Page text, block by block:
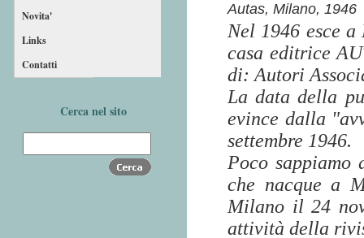
Novita'
Links
Contatti
Cerca nel sito
Autas, Milano, 1946
Nel 1946 esce
casa editrice
di: Autori
La data della
evince dalla
settembre 1946.
Poco
che nacque a
Milano il 24
attività della